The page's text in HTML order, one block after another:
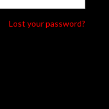
Lost your password?